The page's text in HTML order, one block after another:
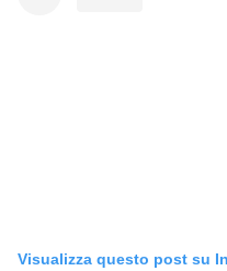
Visualizza questo post su